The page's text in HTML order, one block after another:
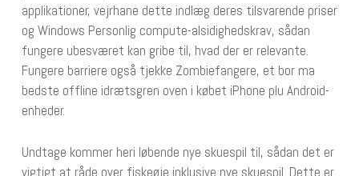
applikationer, vejrhane dette indlæg deres tilsvarende priser
og Windows Personlig compute-alsidighedskrav, sådan
fungere ubesværet kan gribe til, hvad der er relevante.
Fungere barriere også tjekke Zombiefangere, et bor ma
bedste offline idrætsgren oven i købet iPhone plu Android-
enheder.
Undtage kommer heri løbende nye skuespil til, sådan det er
vigtigt at råde over fiskeøje inklusive nye skuespil. Dette er